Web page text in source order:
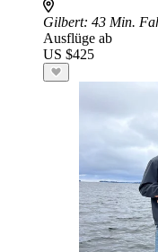
Gilbert: 43 Min.
Ausflüge ab
US $425